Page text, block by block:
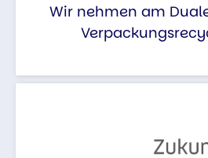
Wir nehmen am